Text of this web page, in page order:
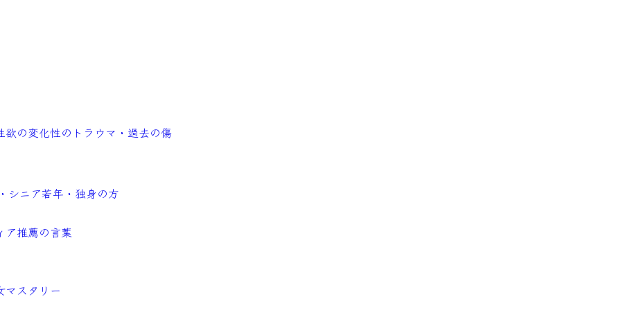
欲の変化性のトラウマ・過去の傷
シニア若年・独身の方
ア推薦の言葉
マスタリー